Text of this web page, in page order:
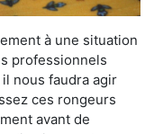
à une situation
professionnels
nous faudra agir
ces rongeurs
avant de